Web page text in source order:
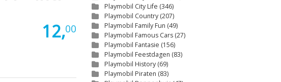
12,00
Playmobil City Life (346)
Playmobil Country (207)
Playmobil Family Fun (49)
Playmobil Famous Cars (27)
Playmobil Fantasie (156)
Playmobil Feestdagen (83)
Playmobil History (69)
Playmobil Piraten (83)